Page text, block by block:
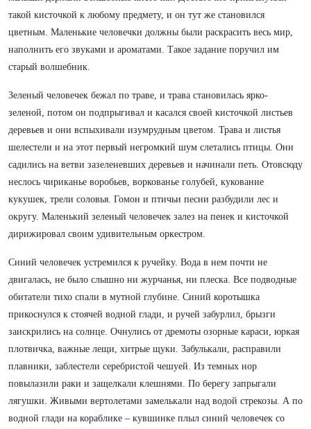
такой кисточкой к любому предмету, и он тут же становился
цветным. Маленькие человечки должны были раскрасить весь мир,
наполнить его звуками и ароматами. Такое задание поручил им
старый волшебник.
Зеленый человечек бежал по траве, и трава становилась ярко-
зеленой, потом он подпрыгивал и касался своей кисточкой листьев
деревьев и они вспыхивали изумрудным цветом. Трава и листья
шелестели и на этот первый негромкий шум слетались птицы. Они
садились на ветви зазеленевших деревьев и начинали петь. Отовсюду
неслось чириканье воробьев, воркованье голубей, кукование
кукушек, трели соловья. Гомон и птичьи песни разбудили лес и
округу. Маленький зеленый человечек залез на пенек и кисточкой
дирижировал своим удивительным оркестром.
Синий человечек устремился к ручейку. Вода в нем почти не
двигалась, не было слышно ни журчанья, ни плеска. Все подводные
обитатели тихо спали в мутной глубине. Синий коротышка
прикоснулся к стоячей водной глади, и ручей забурлил, брызги
заискрились на солнце. Очнулись от дремоты озорные караси, юркая
плотвичка, важные лещи, хитрые щуки. Забулькали, расправили
плавники, заблестели серебристой чешуей. Из темных нор
повылазили раки и защелкали клешнями. По берегу запрыгали
лягушки. Живыми вертолетами замелькали над водой стрекозы. А по
водной глади на кораблике – кувшинке плыл синий человечек со